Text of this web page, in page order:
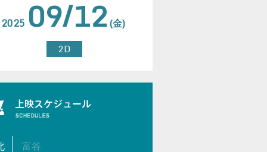
2025 09/12 (金)
2D
富谷